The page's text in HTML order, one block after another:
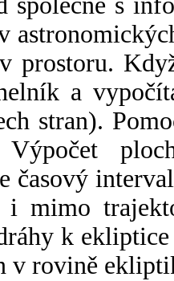
prostoru.
a
stran).
časový
i mimo
k
v rovině